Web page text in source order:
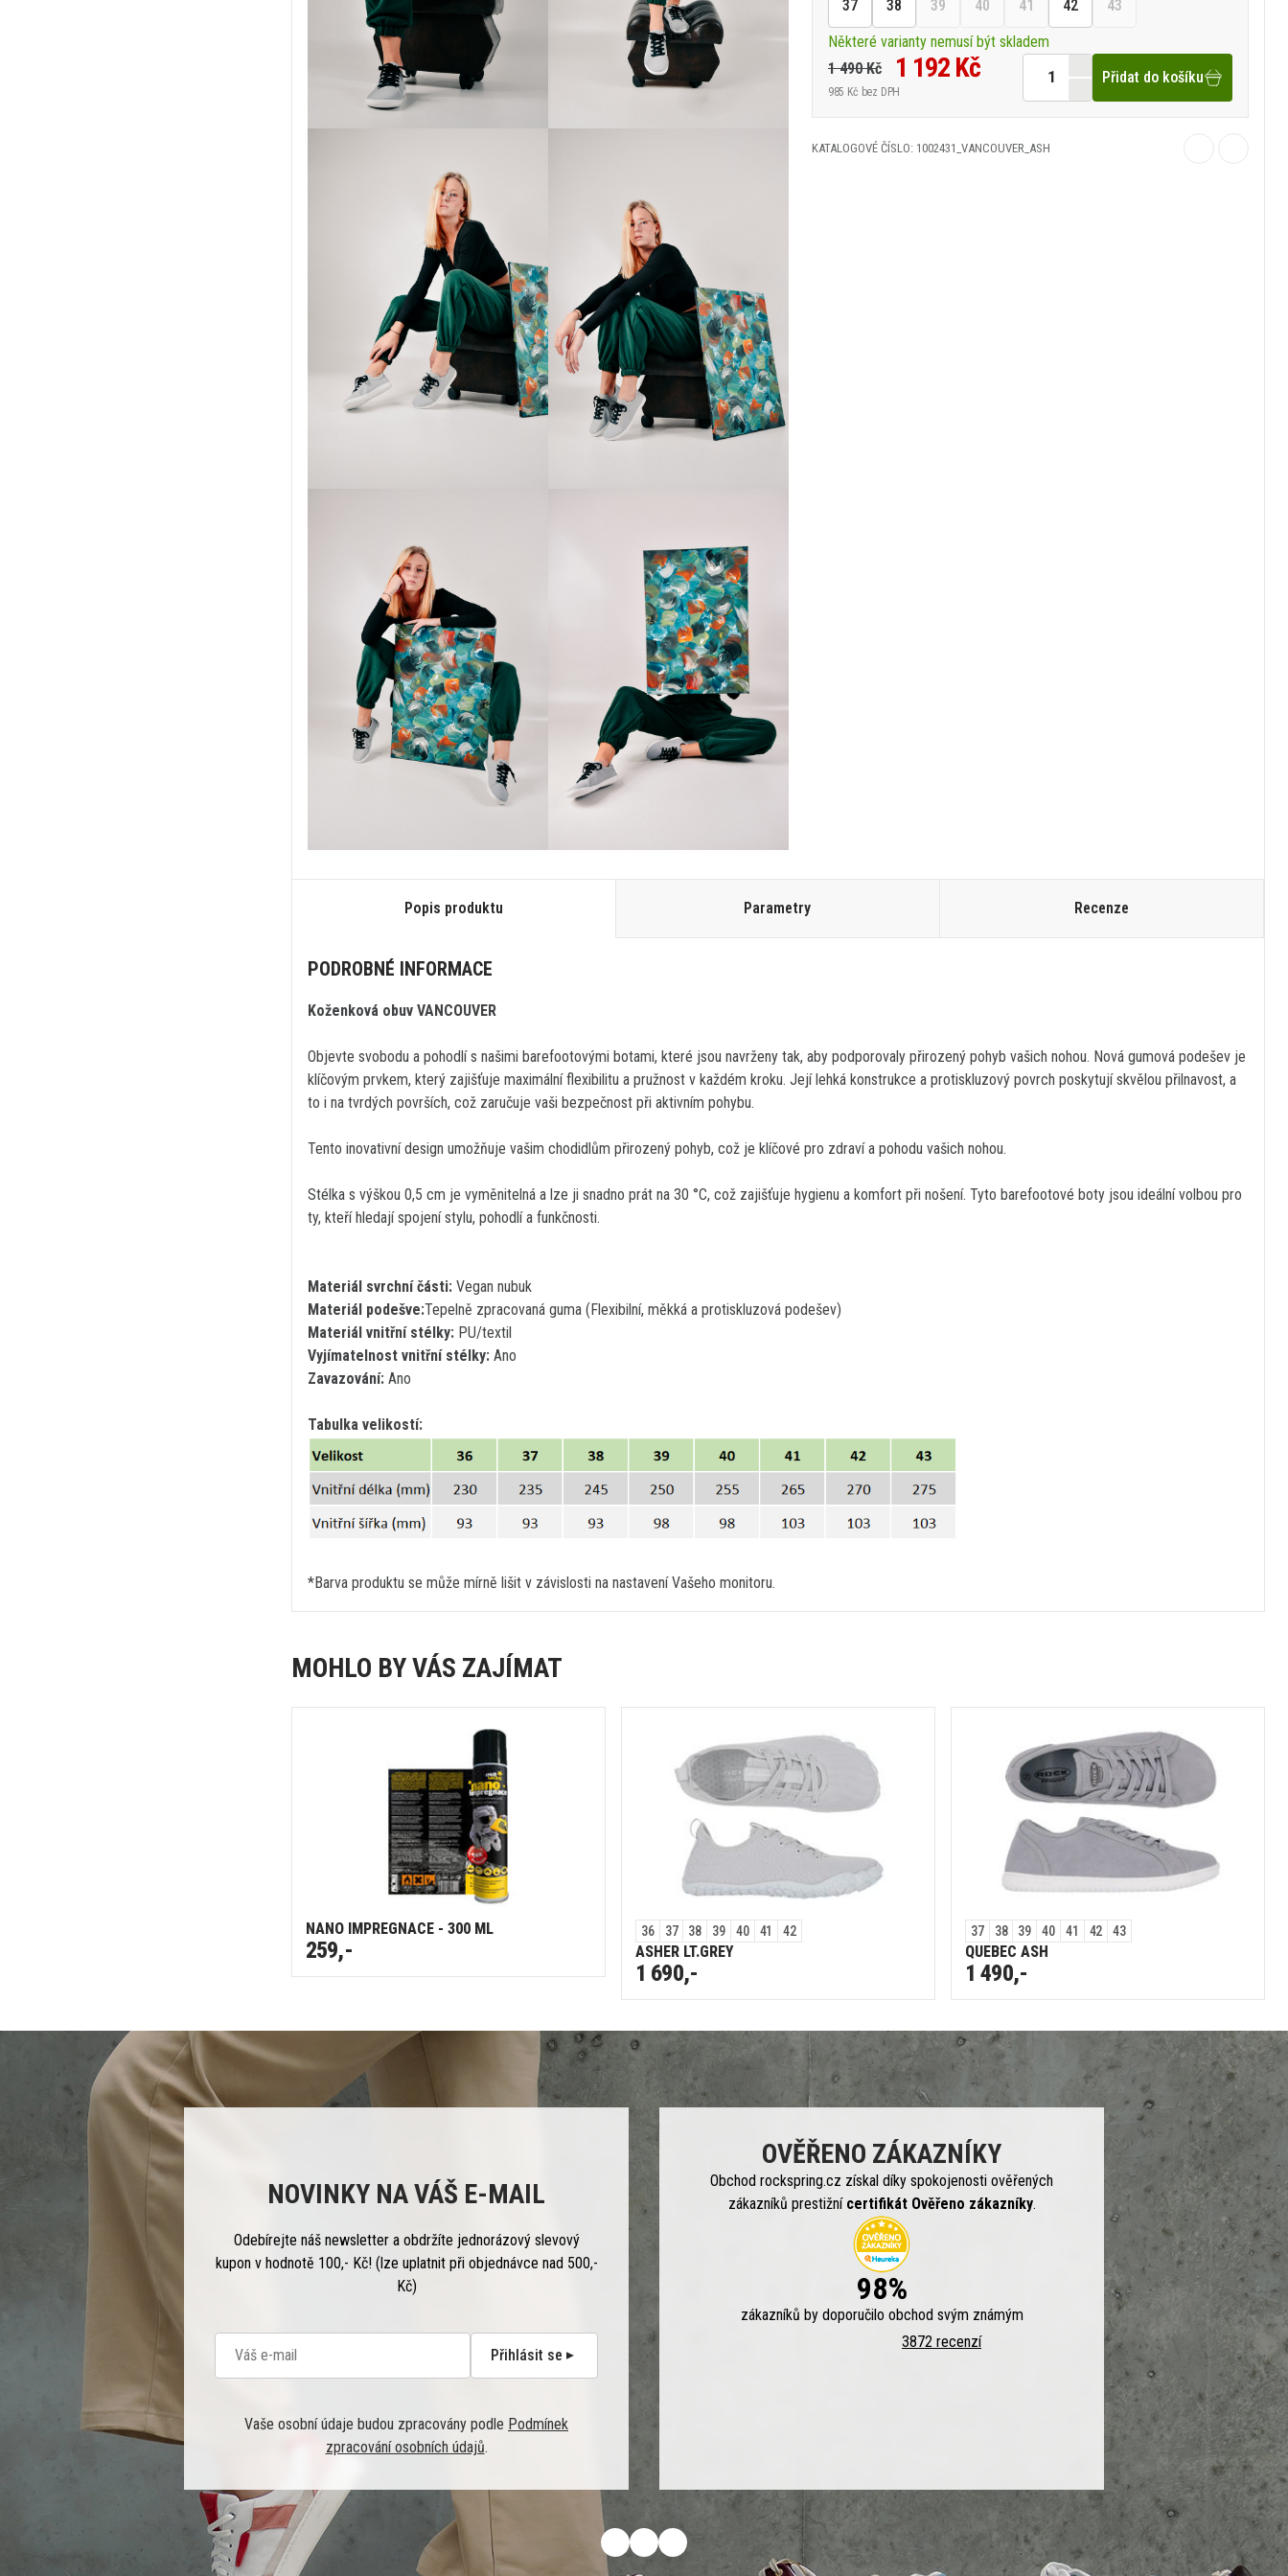
37 38 39 40 41 42
43
Některé varianty nemusí být skladem
1 490 Kč
1 192 Kč
985 Kč bez DPH
Přidat do košíku
KATALOGOVÉ ČÍSLO: 1002431_VANCOUVER_ASH
Popis produktu Parametry Recenze
PODROBNÉ INFORMACE
Koženková obuv VANCOUVER
Objevte svobodu a pohodlí s našimi barefootovými botami, které jsou navrženy tak, aby podporovaly přirozený pohyb vašich nohou. Nová gumová podešev je
klíčovým prvkem, který zajišťuje maximální flexibilitu a pružnost v každém kroku. Její lehká konstrukce a protiskluzový povrch poskytují skvělou přilnavost, a
to i na tvrdých površích, což zaručuje vaši bezpečnost při aktivním pohybu.
Tento inovativní design umožňuje vašim chodidlům přirozený pohyb, což je klíčové pro zdraví a pohodu vašich nohou.
Stélka s výškou 0,5 cm je vyměnitelná a lze ji snadno prát na 30 °C, což zajišťuje hygienu a komfort při nošení. Tyto barefootové boty jsou ideální volbou pro
ty, kteří hledají spojení stylu, pohodlí a funkčnosti.
Materiál svrchní části: Vegan nubuk
Materiál podešve:Tepelně zpracovaná guma (Flexibilní, měkká a protiskluzová podešev)
Materiál vnitřní stélky: PU/textil
Vyjímatelnost vnitřní stélky: Ano
Zavazování: Ano
Tabulka velikostí:
*Barva produktu se může mírně lišit v závislosti na nastavení Vašeho monitoru.
MOHLO BY VÁS ZAJÍMAT
NANO IMPREGNACE - 300 ML
259,-
36 37 38 39 40 41 42
ASHER LT.GREY
1 690,-
37 38 39 40 41 42 43
QUEBEC ASH
1 490,-
NOVINKY NA VÁŠ E-MAIL
Odebírejte náš newsletter a obdržíte jednorázový slevový
kupon v hodnotě 100,- Kč! (lze uplatnit při objednávce nad 500,-
Kč)
Přihlásit se
Vaše osobní údaje budou zpracovány podle Podmínek
zpracování osobních údajů.
OVĚŘENO ZÁKAZNÍKY
Obchod rockspring.cz získal díky spokojenosti ověřených
zákazníků prestižní certifikát Ověřeno zákazníky.
98%
zákazníků by doporučilo obchod svým známým
3872 recenzí